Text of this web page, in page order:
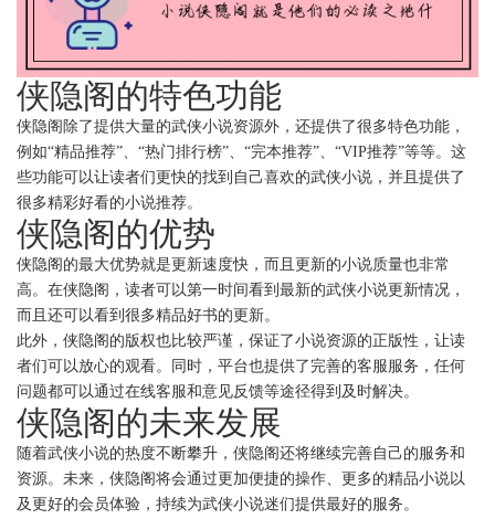
侠隐阁的特色功能
侠隐阁除了提供大量的武侠小说资源外，还提供了很多特色功能，
例如“精品推荐”、“热门排行榜”、“完本推荐”、“VIP推荐”等等。这
些功能可以让读者们更快的找到自己喜欢的武侠小说，并且提供了
很多精彩好看的小说推荐。
侠隐阁的优势
侠隐阁的最大优势就是更新速度快，而且更新的小说质量也非常
高。在侠隐阁，读者可以第一时间看到最新的武侠小说更新情况，
而且还可以看到很多精品好书的更新。
此外，侠隐阁的版权也比较严谨，保证了小说资源的正版性，让读
者们可以放心的观看。同时，平台也提供了完善的客服服务，任何
问题都可以通过在线客服和意见反馈等途径得到及时解决。
侠隐阁的未来发展
随着武侠小说的热度不断攀升，侠隐阁还将继续完善自己的服务和
资源。未来，侠隐阁将会通过更加便捷的操作、更多的精品小说以
及更好的会员体验，持续为武侠小说迷们提供最好的服务。